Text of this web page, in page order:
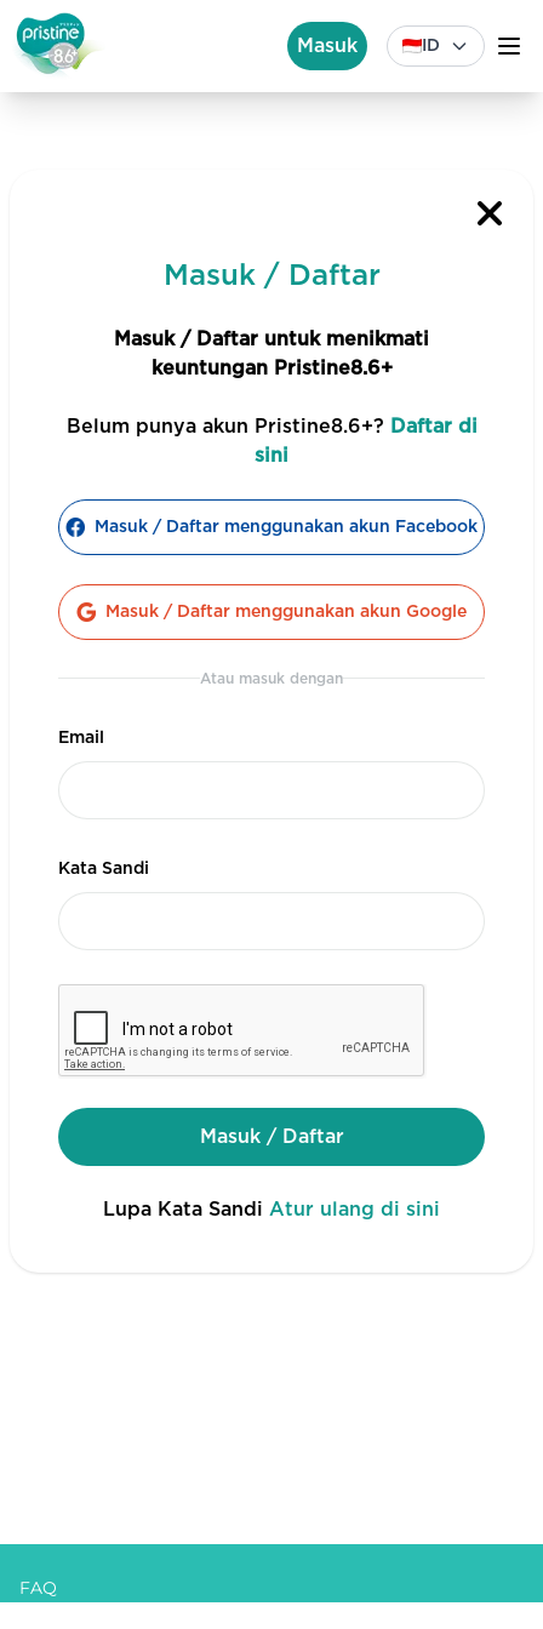
Masuk ID
Masuk / Daftar
Masuk / Daftar untuk menikmati
keuntungan Pristine8.6+
Belum punya akun Pristine8.6+?
Daftar di
sini
Masuk / Daftar menggunakan akun Facebook
Masuk / Daftar menggunakan akun Google
Atau masuk dengan
Email
Kata Sandi
Masuk / Daftar
Lupa Kata Sandi Atur ulang di sini
FAQ